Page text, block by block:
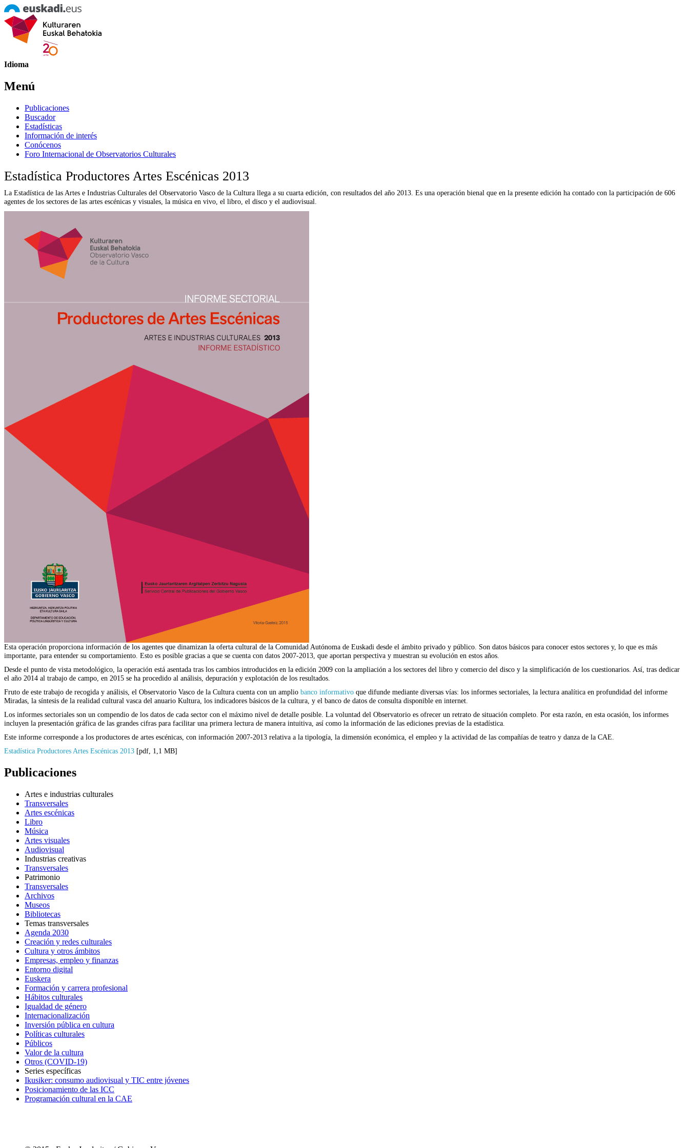
Idioma
Menú
Publicaciones
Buscador
Estadísticas
Información de interés
Conócenos
Foro Internacional de Observatorios Culturales
Estadística Productores Artes Escénicas 2013
La Estadística de las Artes e Industrias Culturales del Observatorio Vasco de la Cultura llega a su cuarta edición, con resultados del año 2013. Es una operación bienal que en la presente edición ha contado con la participación de 606
agentes de los sectores de las artes escénicas y visuales, la música en vivo, el libro, el disco y el audiovisual.
Esta operación proporciona información de los agentes que dinamizan la oferta cultural de la Comunidad Autónoma de Euskadi desde el ámbito privado y público. Son datos básicos para conocer estos sectores y, lo que es más
importante, para entender su comportamiento. Esto es posible gracias a que se cuenta con datos 2007-2013, que aportan perspectiva y muestran su evolución en estos años.
Desde el punto de vista metodológico, la operación está asentada tras los cambios introducidos en la edición 2009 con la ampliación a los sectores del libro y comercio del disco y la simplificación de los cuestionarios. Así, tras dedicar
el año 2014 al trabajo de campo, en 2015 se ha procedido al análisis, depuración y explotación de los resultados.
Fruto de este trabajo de recogida y análisis, el Observatorio Vasco de la Cultura cuenta con un amplio banco informativo que difunde mediante diversas vías: los informes sectoriales, la lectura analítica en profundidad del informe
Miradas, la síntesis de la realidad cultural vasca del anuario Kultura, los indicadores básicos de la cultura, y el banco de datos de consulta disponible en internet.
Los informes sectoriales son un compendio de los datos de cada sector con el máximo nivel de detalle posible. La voluntad del Observatorio es ofrecer un retrato de situación completo. Por esta razón, en esta ocasión, los informes
incluyen la presentación gráfica de las grandes cifras para facilitar una primera lectura de manera intuitiva, así como la información de las ediciones previas de la estadística.
Este informe corresponde a los productores de artes escénicas, con información 2007-2013 relativa a la tipología, la dimensión económica, el empleo y la actividad de las compañías de teatro y danza de la CAE.
Estadística Productores Artes Escénicas 2013 [pdf, 1,1 MB]
Publicaciones
Artes e industrias culturales
Transversales
Artes escénicas
Libro
Música
Artes visuales
Audiovisual
Industrias creativas
Transversales
Patrimonio
Transversales
Archivos
Museos
Bibliotecas
Temas transversales
Agenda 2030
Creación y redes culturales
Cultura y otros ámbitos
Empresas, empleo y finanzas
Entorno digital
Euskera
Formación y carrera profesional
Hábitos culturales
Igualdad de género
Internacionalización
Inversión pública en cultura
Políticas culturales
Públicos
Valor de la cultura
Otros (COVID-19)
Series específicas
Ikusiker: consumo audiovisual y TIC entre jóvenes
Posicionamiento de las ICC
Programación cultural en la CAE